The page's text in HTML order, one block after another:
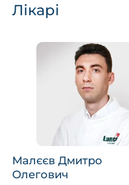
Лікарі
Малєєв Дмитро
Олегович